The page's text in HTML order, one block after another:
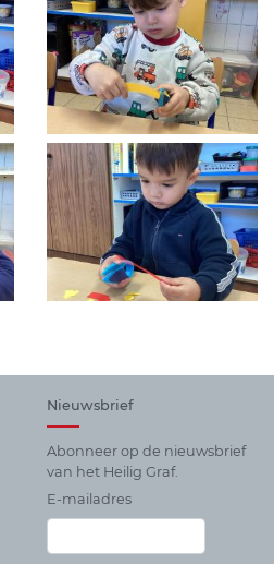
Nieuwsbrief
Abonneer op de nieuwsbrief
van het Heilig Graf.
E-mailadres